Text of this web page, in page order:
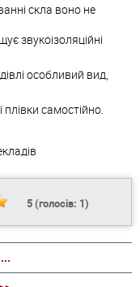
скла воно не
звукоізоляційні
особливий вид,
самостійно.
5(голосів: 1)